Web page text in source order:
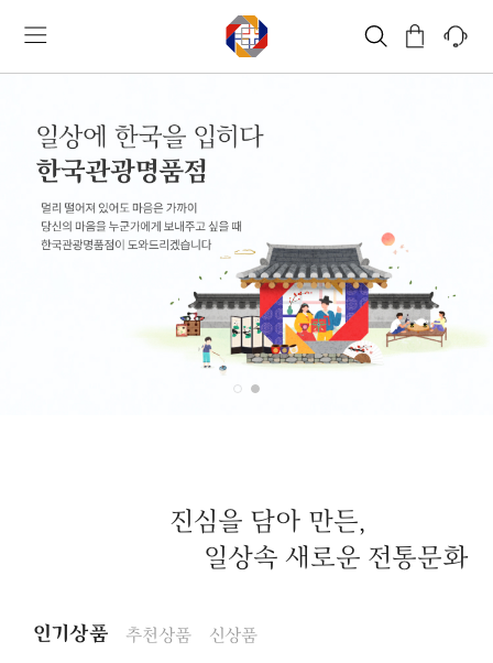
진심을 담아 만든,
일상속 새로운 전통문화
인기상품 추천상품 신상품